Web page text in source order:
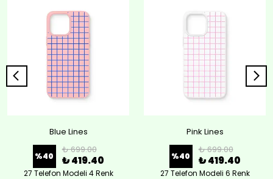
Blue Lines
%40
₺ 699.00
₺ 419.40
27 Telefon Modeli 4 Renk
Pink Lines
%40
₺ 699.00
₺ 419.40
27 Telefon Modeli 6 Renk